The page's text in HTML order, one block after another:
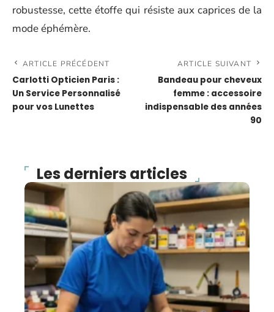
robustesse, cette étoffe qui résiste aux caprices de la
mode éphémère.
ARTICLE PRÉCÉDENT
Carlotti Opticien Paris :
Un Service Personnalisé
pour vos Lunettes
ARTICLE SUIVANT
Bandeau pour cheveux
femme : accessoire
indispensable des années
90
Les derniers articles